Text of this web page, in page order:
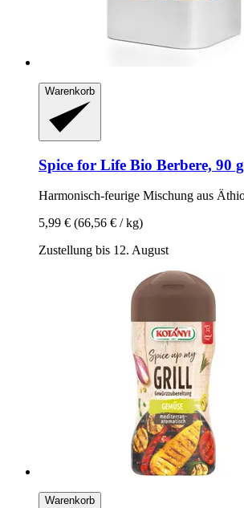
Warenkorb
Spice for Life Bio Berbere, 90 g
Harmonisch-​feurige Mischung aus
5,99 € (66,56 € / kg)
Zustellung bis 12. August
Warenkorb